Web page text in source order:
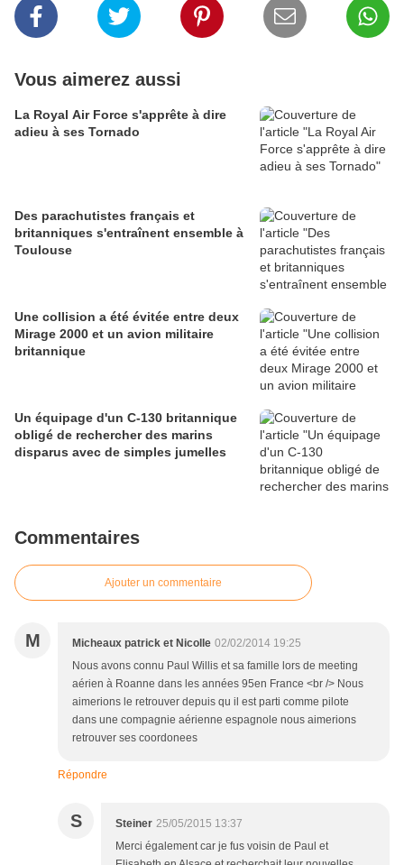
Vous aimerez aussi
La Royal Air Force s'apprête à dire
adieu à ses Tornado
Des parachutistes français et
britanniques s'entraînent ensemble à
Toulouse
Une collision a été évitée entre deux
Mirage 2000 et un avion militaire
britannique
Un équipage d'un C-130 britannique
obligé de rechercher des marins
disparus avec de simples jumelles
Commentaires
Ajouter un commentaire
M Micheaux patrick et Nicolle 02/02/2014 19:25
Nous avons connu Paul Willis et sa famille lors de meeting
aérien à Roanne dans les années 95en France <br /> Nous
aimerions le retrouver depuis qu il est parti comme pilote
dans une compagnie aérienne espagnole nous aimerions
retrouver ses coordonees
Répondre
S Steiner 25/05/2015 13:37
Merci également car je fus voisin de Paul et